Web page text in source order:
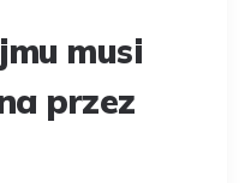
musi
przez